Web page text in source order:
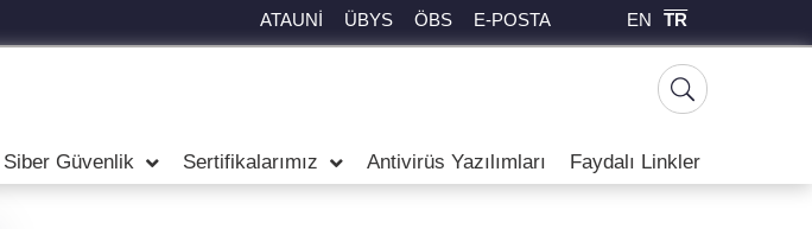
ATAUNİ ÜBYS ÖBS E-POSTA EN TR
Siber Güvenlik Sertifikalarımız Antivirüs Yazılımları Faydalı Linkler